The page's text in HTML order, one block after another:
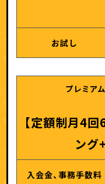
お試し
プレミア
【定額制月4
ング
入会金、事務手数料